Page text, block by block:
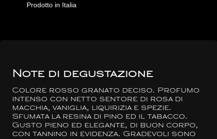
Prodotto in Italia
Note di degustazione
Colore rosso granato deciso. Profumo
intenso con netto sentore di rosa di
macchia, vaniglia, liquirizia e spezie.
Sfumata la resina di pino ed il tabacco.
Gusto pieno ed elegante, di buon corpo,
con tannino in evidenza. Gradevoli sono